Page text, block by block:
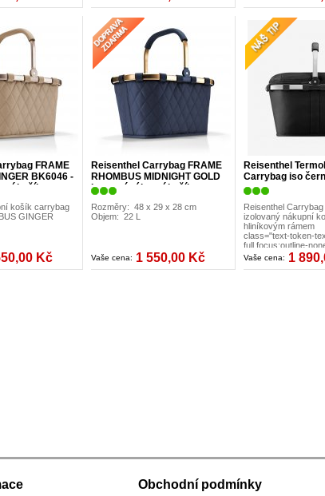
FRAME
BK6046 -
košík
košík carrybag
GINGER
Kč
Reisenthel Carrybag FRAME
RHOMBUS MIDNIGHT GOLD
Luxusní nákupní košík
BK4111
Rozměry: 48 x 29 x 28 cm
Objem: 22 L
Vaše cena: 1 550,00 Kč
Reisenthel
Carrybag iso
Reisenthel
izolovaný nákupní
hliníkovým
class="text-token-
full focus:outline-
height:45px] has-
block:pointer-
Vaše cena: 1
Obchodní podmínky